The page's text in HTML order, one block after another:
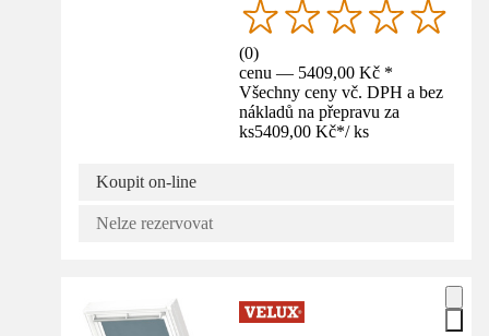
(0)
cenu — 5409,00 Kč *
Všechny ceny vč. DPH a bez
nákladů na přepravu za
ks5409,00 Kč*/ ks
Koupit on-line
Nelze rezervovat